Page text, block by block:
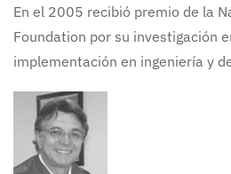
En el 2005 recibió premio de la
Foundation por su investigación
implementación en ingeniería y